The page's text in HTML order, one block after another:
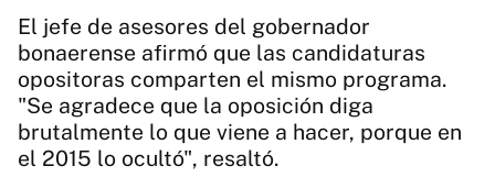
Diario del Juicio
El jefe de asesores del gobernador
bonaerense afirmó que las candidaturas
opositoras comparten el mismo programa.
"Se agradece que la oposición diga
brutalmente lo que viene a hacer, porque en
el 2015 lo ocultó", resaltó.